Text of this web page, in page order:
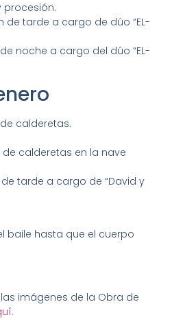
procesión.
de tarde a cargo de dúo “EL-
noche a cargo del dúo “EL-
calderetas.
calderetas en la nave
tarde a cargo de “David y
baile hasta que el cuerpo
imágenes de la Obra de